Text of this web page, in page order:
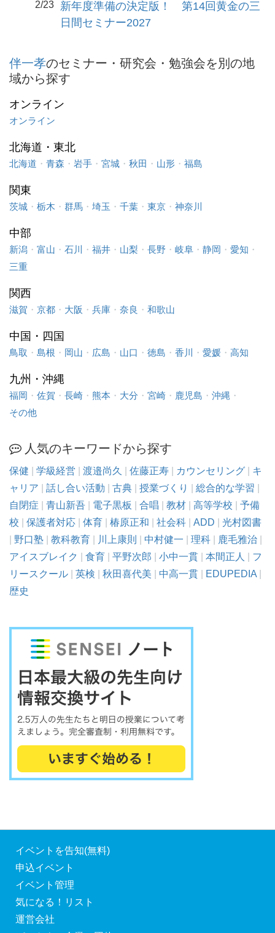
2/23
新年度準備の決定版！ 第14回黄金の三
日間セミナー2027
伴一孝のセミナー・研究会・勉強会を別の地
域から探す
オンライン
オンライン
北海道・東北
北海道 ・ 青森 ・ 岩手 ・ 宮城 ・ 秋田 ・ 山形 ・ 福島
関東
茨城 ・ 栃木 ・ 群馬 ・ 埼玉 ・ 千葉 ・ 東京 ・ 神奈川
中部
新潟 ・ 富山 ・ 石川 ・ 福井 ・ 山梨 ・ 長野 ・ 岐阜 ・ 静岡 ・ 愛知 ・
三重
関西
滋賀 ・ 京都 ・ 大阪 ・ 兵庫 ・ 奈良 ・ 和歌山
中国・四国
鳥取 ・ 島根 ・ 岡山 ・ 広島 ・ 山口 ・ 徳島 ・ 香川 ・ 愛媛 ・ 高知
九州・沖縄
福岡 ・ 佐賀 ・ 長崎 ・ 熊本 ・ 大分 ・ 宮崎 ・ 鹿児島 ・ 沖縄 ・
その他
人気のキーワードから探す
保健 学級経営 渡邉尚久 佐藤正寿 カウンセリング
キ
ャリア
話し合い活動 古典 授業づくり 総合的な学習
自閉症
青山新吾 電子黒板 合唱 教材 高等学校
予備
校
保護者対応 体育 椿原正和 社会科 ADD
光村図書
野口塾 教科教育 川上康則 中村健一 理科 鹿毛雅治
アイスブレイク
食育 平野次郎 小中一貫 本間正人
フ
リースクール
英検 秋田喜代美 中高一貫 EDUPEDIA
歴史
イベントを告知(無料)
申込イベント
イベント管理
気になる！リスト
運営会社